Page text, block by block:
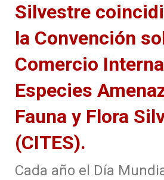
Silvestre
la Convención
Comercio
Especies
Fauna y Flora
(CITES).
Cada año el Día